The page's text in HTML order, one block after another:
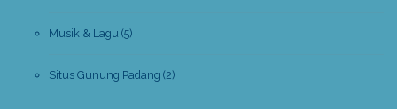
Musik & Lagu (5)
Situs Gunung Padang (2)